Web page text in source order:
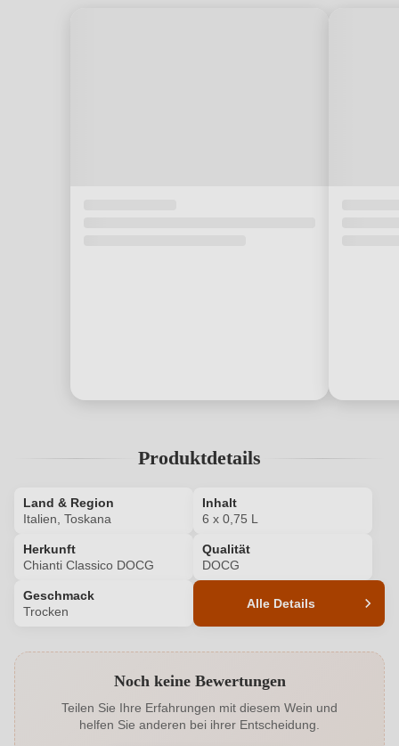
Produktdetails
Land & Region
Italien, Toskana
Inhalt
6 x 0,75 L
Herkunft
Chianti Classico DOCG
Qualität
DOCG
Geschmack
Trocken
Alle Details
Allergene Enthält Sulfite
Ausbau Barrique
Noch keine Bewertungen
Teilen Sie Ihre Erfahrungen mit diesem Wein und
helfen Sie anderen bei ihrer Entscheidung.